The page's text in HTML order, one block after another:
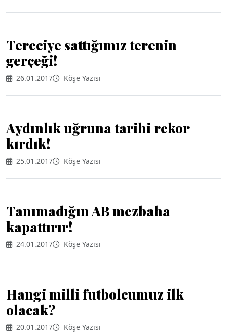
Tereciye sattığımız terenin
gerçeği!
26.01.2017 Köşe Yazısı
Aydınlık uğruna tarihi rekor
kırdık!
25.01.2017 Köşe Yazısı
Tanımadığın AB mezbaha
kapattırır!
24.01.2017 Köşe Yazısı
Hangi milli futbolcumuz ilk
olacak?
20.01.2017 Köşe Yazısı